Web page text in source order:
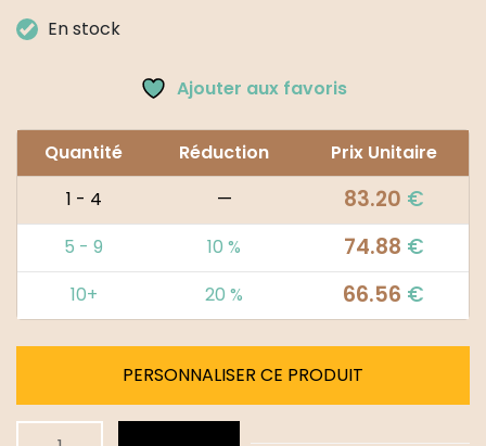
En stock
Ajouter aux favoris
Quantité Réduction
Prix Unitaire
1 - 4
— 83.20 €
5 - 9 10 % 74.88 €
10+ 20 % 66.56 €
PERSONNALISER CE PRODUIT
Alternative: